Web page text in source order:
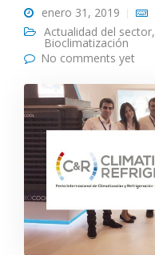
enero 31, 2019
Actualidad del sector,
Bioclimatización
No comments yet